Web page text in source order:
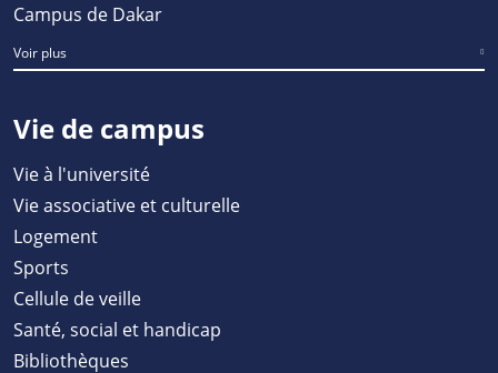
Campus de Dakar
Voir plus
Vie de campus
Vie à l'université
Vie associative et culturelle
Logement
Sports
Cellule de veille
Santé, social et handicap
Bibliothèques